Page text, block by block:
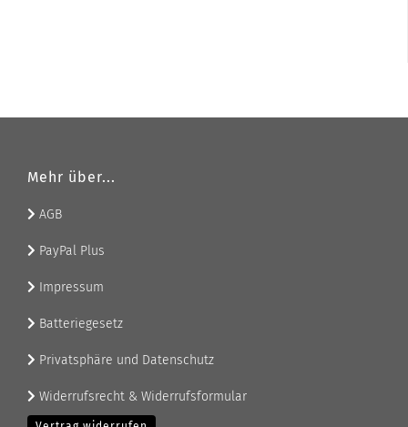
Mehr über...
AGB
PayPal Plus
Impressum
Batteriegesetz
Privatsphäre und Datenschutz
Widerrufsrecht & Widerrufsformular